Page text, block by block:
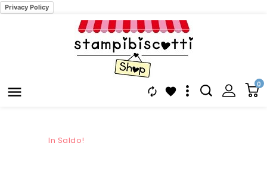
Privacy Policy
 0


In Saldo!